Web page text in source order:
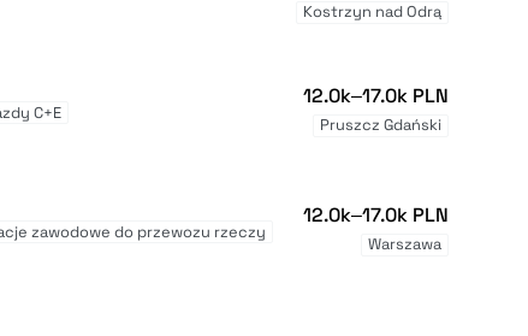
Kostrzyn nad Odrą
C+E
12.0k–17.0k PLN
Pruszcz Gdański
zawodowe do przewozu rzeczy
12.0k–17.0k PLN
Warszawa